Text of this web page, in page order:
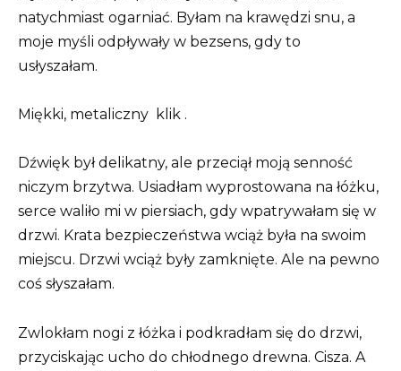
natychmiast ogarniać. Byłam na krawędzi snu, a
moje myśli odpływały w bezsens, gdy to
usłyszałam.
Miękki, metaliczny klik .
Dźwięk był delikatny, ale przeciął moją senność
niczym brzytwa. Usiadłam wyprostowana na łóżku,
serce waliło mi w piersiach, gdy wpatrywałam się w
drzwi. Krata bezpieczeństwa wciąż była na swoim
miejscu. Drzwi wciąż były zamknięte. Ale na pewno
coś słyszałam.
Zwlokłam nogi z łóżka i podkradłam się do drzwi,
przyciskając ucho do chłodnego drewna. Cisza. A